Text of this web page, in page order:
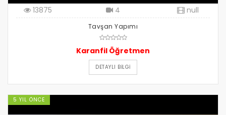
13875 4 null
Tavşan Yapımı
Karanfil Öğretmen
DETAYLI BILGI
5 YIL ÖNCE